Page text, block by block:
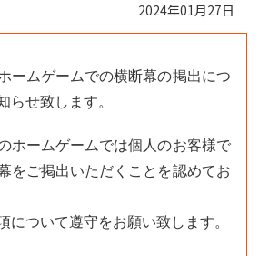
2024年01月27日
ームゲームでの横断幕の掲出につ
らせ致します。
ホームゲームでは個人のお客様で
をご掲出いただくことを認めてお
について遵守をお願い致します。